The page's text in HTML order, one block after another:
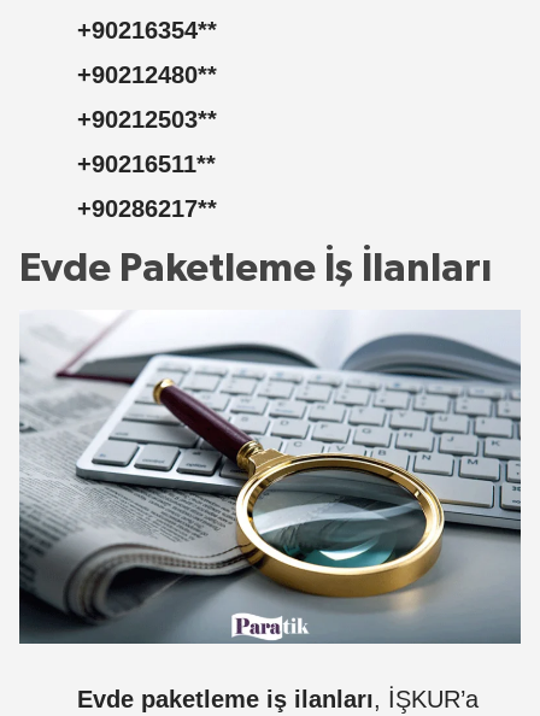
+90216354**
+90212480**
+90212503**
+90216511**
+90286217**
Evde Paketleme İş İlanları
Evde paketleme iş ilanları, İŞKUR’a